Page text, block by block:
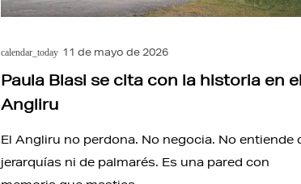
calendar_today 11 de mayo de 2026
Paula Blasi se cita con la historia en el
Angliru
El Angliru no perdona. No negocia. No entiende
jerarquías ni de palmarés. Es una pared con